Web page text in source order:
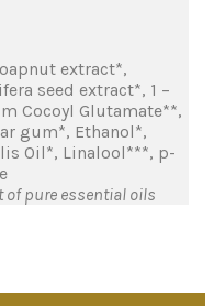
extract*,
seed extract*, 1 –
Cocoyl Glutamate**,
gum*, Ethanol*,
Oil*, Linalool***, p-
of pure essential oils